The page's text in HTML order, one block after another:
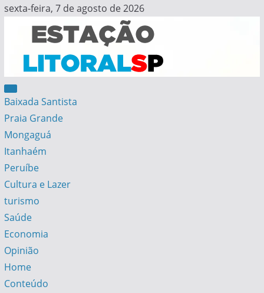
Skip
content
sexta-feira, 7 de agosto de 2026
Estação Litoral SP
Notícias da Baixada Santista
Baixada Santista
Praia Grande
Mongaguá
Itanhaém
Peruíbe
Cultura e Lazer
turismo
Saúde
Economia
Opinião
Home
Conteúdo